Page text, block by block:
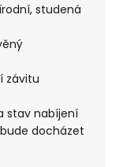
studená
závitu
stav nabíjení
docházet